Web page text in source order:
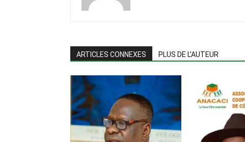
ARTICLES CONNEXES PLUS DE L'AUTEUR